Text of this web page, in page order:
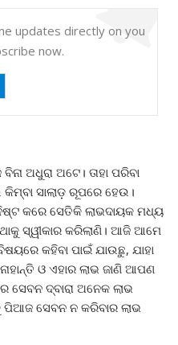
updates directly on you
now.
ଅଧୁରା ଅଟେ। ତାହା ପରିବା
ସାଲାଡ଼ ରୂପରେ ହେଉ।
କରେ ସେତିକି ଲାଭଦାୟକ ମଧ୍ୟ
ସ୍ୱୀକାର କରିଲାଣି। ଆଜି ଆମେ
କହିବା ପାଇଁ ଯାଉଛୁ, ଯାହା
ଓ ଏହାର ଲାଭ ଜାଣି ଆପଣ
ଦ୍ବାରା ଅନେକ ଲାଭ
ସେବନ ନ କରିବାର ଲାଭ